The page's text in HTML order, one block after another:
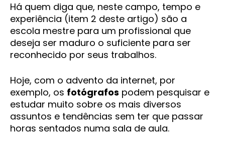
Há quem diga que, neste campo, tempo e
experiência (item 2 deste artigo) são a
escola mestre para um profissional que
deseja ser maduro o suficiente para ser
reconhecido por seus trabalhos.
Hoje, com o advento da internet, por
exemplo, os fotógrafos podem pesquisar e
estudar muito sobre os mais diversos
assuntos e tendências sem ter que passar
horas sentados numa sala de aula.